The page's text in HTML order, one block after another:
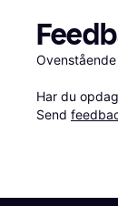
Har du
Send